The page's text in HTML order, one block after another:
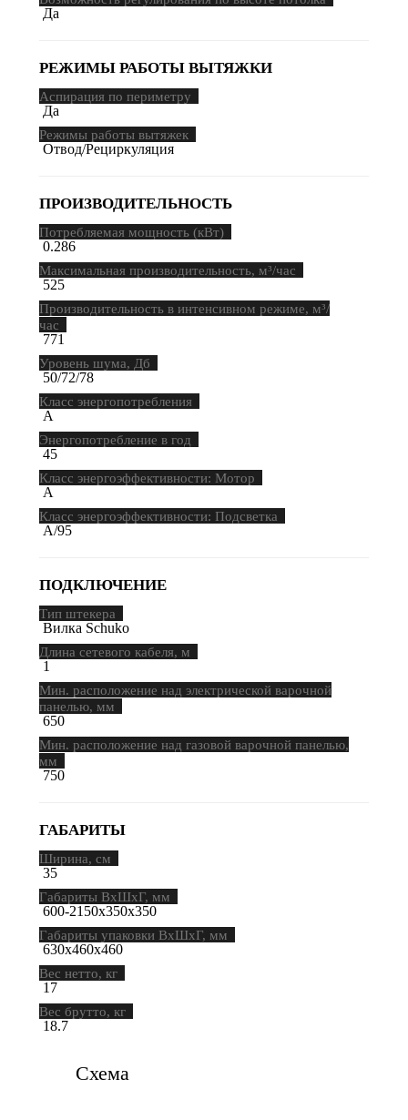
Да
РЕЖИМЫ РАБОТЫ ВЫТЯЖКИ
Аспирация по периметру
Да
Режимы работы вытяжек
Отвод/Рециркуляция
ПРОИЗВОДИТЕЛЬНОСТЬ
Потребляемая мощность (кВт)
0.286
Максимальная производительность, м³/час
525
Производительность в интенсивном режиме, м³/
час
771
Уровень шума, Дб
50/72/78
Класс энергопотребления
A
Энергопотребление в год
45
Класс энергоэффективности: Мотор
A
Класс энергоэффективности: Подсветка
A/95
ПОДКЛЮЧЕНИЕ
Тип штекера
Вилка Schuko
Длина сетевого кабеля, м
1
Мин. расположение над электрической варочной
панелью, мм
650
Мин. расположение над газовой варочной панелью,
мм
750
ГАБАРИТЫ
Ширина, см
35
Габариты ВхШхГ, мм
600-2150х350х350
Габариты упаковки ВхШхГ, мм
630х460х460
Вес нетто, кг
17
Вес брутто, кг
18.7
Схема